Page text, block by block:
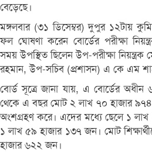
বেড়েছে।
মঙ্গলবার (৩১ ডিসেম্বর) দুপুর ১২টায়
ফল ঘোষণা করেন বোর্ডের পরীক্ষা
সময় উপস্থিত ছিলেন উপ-পরীক্ষা
রহমান, উপ-সচিব (প্রশাসন) এ কে এম
বোর্ড সূত্রে জানা যায়, এ বোর্ডের অধীন ৬
থেকে এ বছর মোট ২ লাখ ৭০ হাজার ৯৭৪
অংশগ্রহণ করে। এদের মধ্যে ছেলে ১
১ লাখ ৫৯ হাজার ১৩৭ জন। মোট
হাজার ৬২২ জন।